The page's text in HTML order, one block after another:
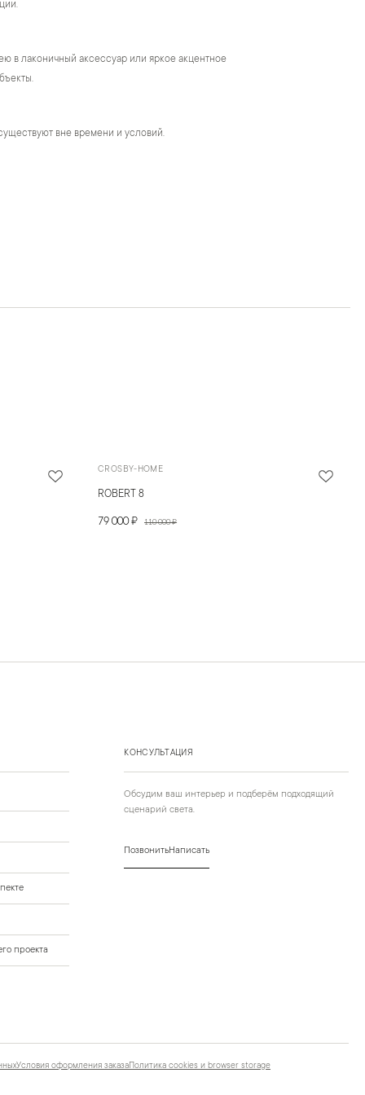
в лаконичный аксессуар или яркое акцентное
вне времени и условий.
CROSBY-HOME
ROBERT 8
79 000 ₽ 110 000 ₽
КОНСУЛЬТАЦИЯ
Обсудим ваш интерьер и подберём подходящий
сценарий света.
ПозвонитьНаписать
проекта
Условия оформления заказаПолитика cookies и browser storage